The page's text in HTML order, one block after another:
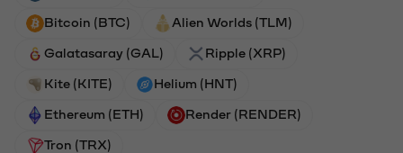
Bitcoin (BTC) Alien Worlds (TLM)
Galatasaray (GAL) Ripple (XRP)
Kite (KITE) Helium (HNT)
Ethereum (ETH) Render (RENDER)
Tron (TRX)